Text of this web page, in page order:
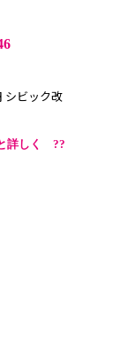
シビック改
詳しく ??